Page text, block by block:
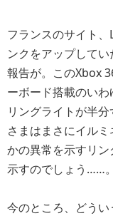
フランスのサイト
ンクをアップして
報告が。このXbox
ーボード搭載のいわ
リングライトが半
さまはまさにイル
かの異常を示すリ
示すのでしょう……。
今のところ、どう